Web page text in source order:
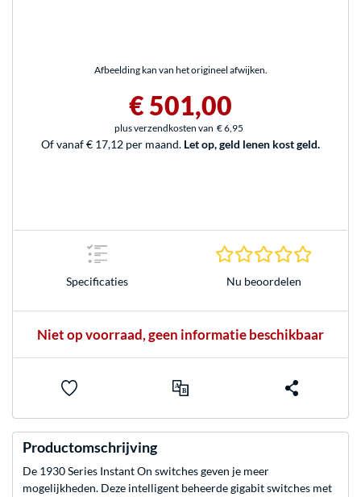
Afbeelding kan van het origineel afwijken.
€ 501,00
plus verzendkosten van € 6,95
Of vanaf € 17,12 per maand. Let op, geld lenen kost geld.
Specificaties Nu beoordelen
Niet op voorraad, geen informatie beschikbaar
Productomschrijving
De 1930 Series Instant On switches geven je meer
mogelijkheden. Deze intelligent beheerde gigabit switches met